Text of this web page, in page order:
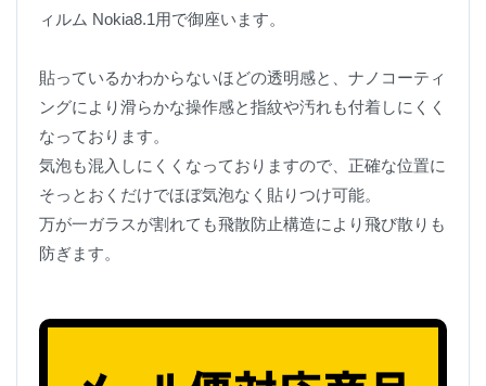
ィルム Nokia8.1用で御座います。
貼っているかわからないほどの透明感と、ナノコーティ
ングにより滑らかな操作感と指紋や汚れも付着しにくく
なっております。
気泡も混入しにくくなっておりますので、正確な位置に
そっとおくだけでほぼ気泡なく貼りつけ可能。
万が一ガラスが割れても飛散防止構造により飛び散りも
防ぎます。